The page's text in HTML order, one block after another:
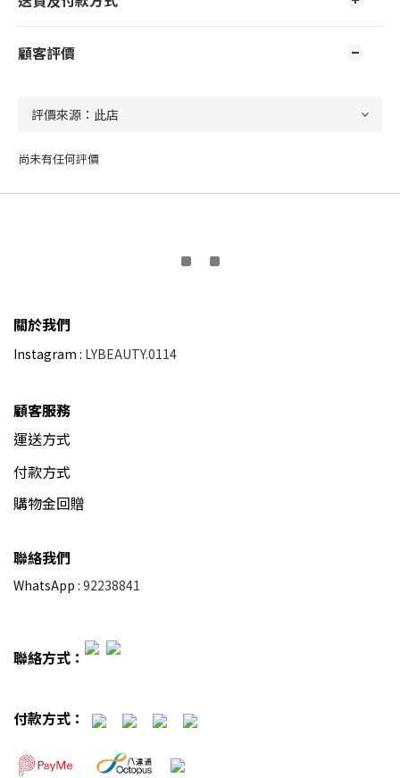
顧客評價
尚未有任何評價
關於我們
Instagram : LYBEAUTY.0114
顧客服務
運送方式
付款方式
購物金回贈
聯絡我們
WhatsApp : 92238841
聯絡方式：
付款方式：